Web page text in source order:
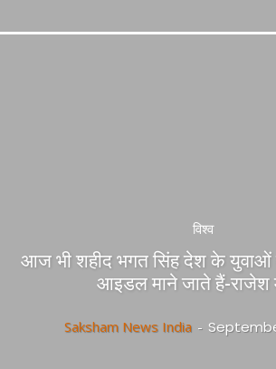
विश्व
आज भी शहीद भगत सिंह देश के
आइडल माने जाते हैं-राजेश
Saksham News India -